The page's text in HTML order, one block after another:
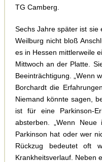
TG Camberg.
Sechs Jahre später ist sie
Weilburg nicht bloß
es in Hessen mittlerweile
Mittwoch an der Platte.
Beeinträchtigung. „Wenn
Borchardt die
Niemand könnte sagen,
ist für eine Parkinson-
absterben. „Wenn
Parkinson hat oder wer
Rückzug bedeutet oft
Krankheitsverlauf. Neben